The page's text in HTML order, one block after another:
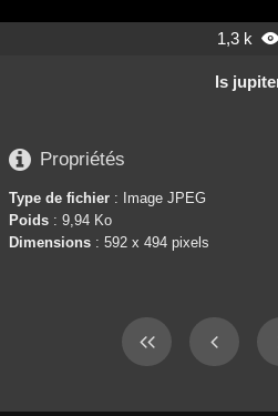
1,3 k
ls
 Propriétés
Type de fichier : Image JPEG
Poids : 9,94 Ko
Dimensions : 592 x 494 pixels